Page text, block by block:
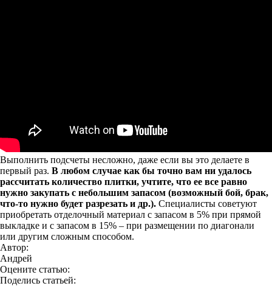
Выполнить подсчеты несложно, даже если вы это делаете в
первый раз. В любом случае как бы точно вам ни удалось
рассчитать количество плитки, учтите, что ее все равно
нужно закупать с небольшим запасом (возможный бой, брак,
что-то нужно будет разрезать и др.). Специалисты советуют
приобретать отделочный материал с запасом в 5% при прямой
выкладке и с запасом в 15% – при размещении по диагонали
или другим сложным способом.
Автор:
Андрей
Оцените статью:
Поделись статьей: